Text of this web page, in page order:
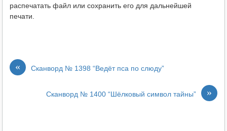
распечатать файл или сохранить его для дальнейшей
печати.
« Сканворд № 1398 “Ведёт пса по слюду”
»
Сканворд № 1400 “Шёлковый символ тайны”